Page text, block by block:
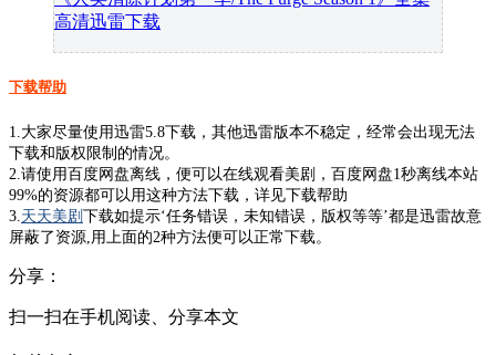
高清迅雷下载
下载帮助
1.大家尽量使用迅雷5.8下载，其他迅雷版本不稳定，经常会出现无法
下载和版权限制的情况。
2.请使用百度网盘离线，便可以在线观看美剧，百度网盘1秒离线本站
99%的资源都可以用这种方法下载，详见下载帮助
3.天天美剧 下载如提示‘任务错误，未知错误，版权等等’都是迅雷故意
屏蔽了资源,用上面的2种方法便可以正常下载。
分享：
扫一扫在手机阅读、分享本文